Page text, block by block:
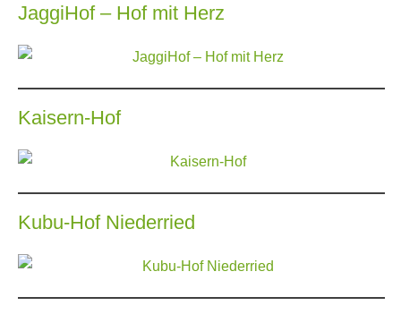
JaggiHof – Hof mit Herz
Kaisern-Hof
Kubu-Hof Niederried